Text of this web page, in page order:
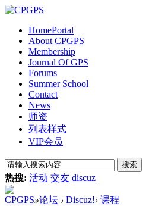
HomePortal
About CPGPS
Membership
Journal Of GPS
Forums
Summer School
Contact
News
师资
列表样式
VIP会员
搜索
热搜: 活动 交友 discuz
CPGPS»论坛 › Discuz!› 课程